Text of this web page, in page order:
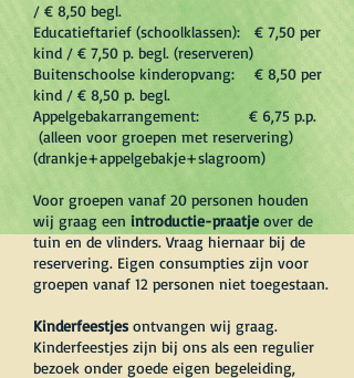
/ € 8,50 begl.
Educatieftarief (schoolklassen): € 7,50 per
kind / € 7,50 p. begl. (reserveren)
Buitenschoolse kinderopvang: € 8,50 per
kind / € 8,50 p. begl.
Appelgebakarrangement: € 6,75 p.p.
(alleen voor groepen met reservering)
(drankje+appelgebakje+slagroom)
Voor groepen vanaf 20 personen houden
wij graag een introductie-praatjeover de
tuin en de vlinders. Vraag hiernaar bij de
reservering. Eigen consumpties zijn voor
groepen vanaf 12 personen niet toegestaan.
Kinderfeestjes ontvangen wij graag.
Kinderfeestjes zijn bij ons als een regulier
bezoek onder goede eigen begeleiding,